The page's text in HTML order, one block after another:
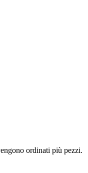
ordinati più pezzi.